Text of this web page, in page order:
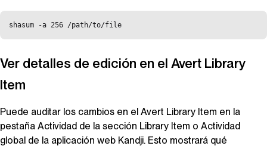
shasum -a 256 /path/to/file
Ver detalles de edición en el Avert Library
Item
Puede auditar los cambios en el Avert Library Item en la
pestaña Actividad de la sección Library Item o Actividad
global de la aplicación web Kandji. Esto mostrará qué